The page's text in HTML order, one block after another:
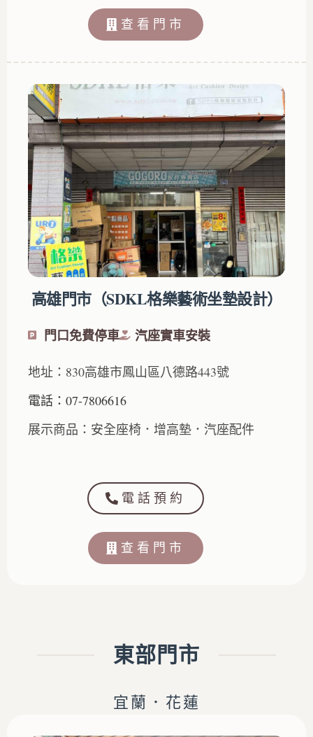
查看門市
高雄門市（SDKL格樂藝術坐墊設計）
門口免費停車 汽座實車安裝
地址：830高雄市鳳山區八德路443號
電話：07-7806616
展示商品：安全座椅．增高墊．汽座配件
電話預約
查看門市
東部門市
宜蘭．花蓮